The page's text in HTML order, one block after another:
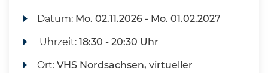
Datum: Mo. 02.11.2026 - Mo. 01.02.2027
Uhrzeit:18:30 - 20:30 Uhr
Ort:VHS Nordsachsen, virtueller